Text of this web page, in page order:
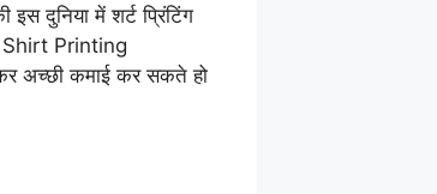
दुनिया में शर्ट प्रिंटिंग
Shirt Printing
अच्छी कमाई कर सकते हो